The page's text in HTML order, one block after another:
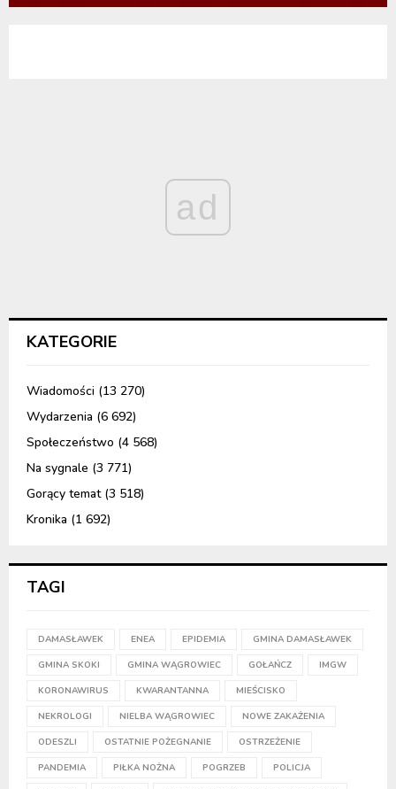
ad
KATEGORIE
Wiadomości (13 270)
Wydarzenia (6 692)
Społeczeństwo (4 568)
Na sygnale (3 771)
Gorący temat(3 518)
Kronika (1 692)
TAGI
DAMASŁAWEK ENEA EPIDEMIA GMINA DAMASŁAWEK
GMINA SKOKI GMINA WĄGROWIEC GOŁAŃCZ IMGW
KORONAWIRUS KWARANTANNA MIEŚCISKO
NEKROLOGI NIELBA WĄGROWIEC NOWE ZAKAŻENIA
ODESZLI OSTATNIE POŻEGNANIE OSTRZEŻENIE
PANDEMIA PIŁKA NOŻNA POGRZEB POLICJA